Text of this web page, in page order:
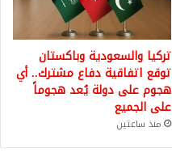
تركيا والسعودية وباكستان
توقع اتفاقية دفاع مشترك.. أي
هجوم على دولة يُعد هجوماً
على الجميع
منذ ساعتين